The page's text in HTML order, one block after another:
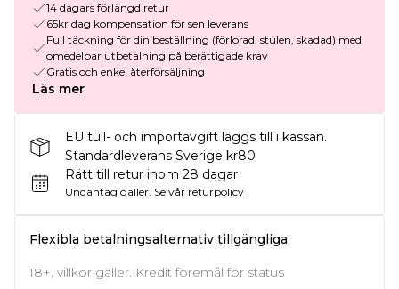
14 dagars förlängd retur
65kr dag kompensation för sen leverans
Full täckning för din beställning (förlorad, stulen, skadad) med
omedelbar utbetalning på berättigade krav
Gratis och enkel återförsäljning
Läs mer
EU tull- och importavgift läggs till i kassan.
Standardleverans Sverige kr80
Rätt till retur inom 28 dagar
Undantag gäller. Se vår returpolicy
Flexibla betalningsalternativ tillgängliga
18+, villkor gäller. Kredit föremål för status